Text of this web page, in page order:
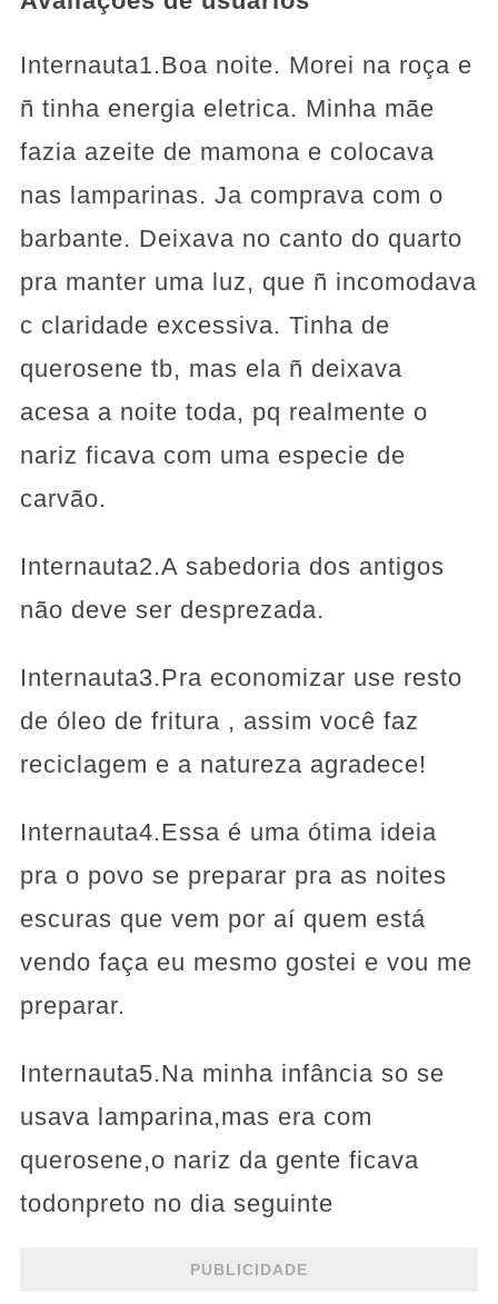
Internauta1.Boa noite. Morei na roça e
ñ tinha energia eletrica. Minha mãe
fazia azeite de mamona e colocava
nas lamparinas. Ja comprava com o
barbante. Deixava no canto do quarto
pra manter uma luz, que ñ incomodava
c claridade excessiva. Tinha de
querosene tb, mas ela ñ deixava
acesa a noite toda, pq realmente o
nariz ficava com uma especie de
carvão.
Internauta2.A sabedoria dos antigos
não deve ser desprezada.
Internauta3.Pra economizar use resto
de óleo de fritura , assim você faz
reciclagem e a natureza agradece!
Internauta4.Essa é uma ótima ideia
pra o povo se preparar pra as noites
escuras que vem por aí quem está
vendo faça eu mesmo gostei e vou me
preparar.
Internauta5.Na minha infância so se
usava lamparina,mas era com
querosene,o nariz da gente ficava
todonpreto no dia seguinte
PUBLICIDADE